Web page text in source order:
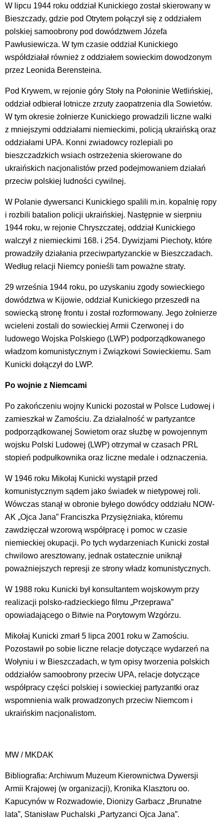
W lipcu 1944 roku oddział Kunickiego został skierowany w
Bieszczady, gdzie pod Otrytem połączył się z oddziałem
polskiej samoobrony pod dowództwem Józefa
Pawłusiewicza. W tym czasie oddział Kunickiego
współdziałał również z oddziałem sowieckim dowodzonym
przez Leonida Berensteina.
Pod Krywem, w rejonie góry Stoły na Połoninie Wetlińskiej,
oddział odbierał lotnicze zrzuty zaopatrzenia dla Sowietów.
W tym okresie żołnierze Kunickiego prowadzili liczne walki
z mniejszymi oddziałami niemieckimi, policją ukraińską oraz
oddziałami UPA. Konni zwiadowcy rozlepiali po
bieszczadzkich wsiach ostrzeżenia skierowane do
ukraińskich nacjonalistów przed podejmowaniem działań
przeciw polskiej ludności cywilnej.
W Polanie dywersanci Kunickiego spalili m.in. kopalnię ropy
i rozbili batalion policji ukraińskiej. Następnie w sierpniu
1944 roku, w rejonie Chryszczatej, oddział Kunickiego
walczył z niemieckimi 168. i 254. Dywizjami Piechoty, które
prowadziły działania przeciwpartyzanckie w Bieszczadach.
Według relacji Niemcy ponieśli tam poważne straty.
29 września 1944 roku, po uzyskaniu zgody sowieckiego
dowództwa w Kijowie, oddział Kunickiego przeszedł na
sowiecką stronę frontu i został rozformowany. Jego żołnierze
wcieleni zostali do sowieckiej Armii Czerwonej i do
ludowego Wojska Polskiego (LWP) podporządkowanego
władzom komunistycznym i Związkowi Sowieckiemu. Sam
Kunicki dołączył do LWP.
Po wojnie z Niemcami
Po zakończeniu wojny Kunicki pozostał w Polsce Ludowej i
zamieszkał w Zamościu. Za działalność w partyzantce
podporządkowanej Sowietom oraz służbę w powojennym
wojsku Polski Ludowej (LWP) otrzymał w czasach PRL
stopień podpułkownika oraz liczne medale i odznaczenia.
W 1946 roku Mikołaj Kunicki wystąpił przed
komunistycznym sądem jako świadek w nietypowej roli.
Wówczas stanął w obronie byłego dowódcy oddziału NOW-
AK „Ojca Jana” Franciszka Przysiężniaka, któremu
zawdzięczał wzorową współpracę i pomoc w czasie
niemieckiej okupacji. Po tych wydarzeniach Kunicki został
chwilowo aresztowany, jednak ostatecznie uniknął
poważniejszych represji ze strony władz komunistycznych.
W 1988 roku Kunicki był konsultantem wojskowym przy
realizacji polsko-radzieckiego filmu „Przeprawa”
opowiadającego o Bitwie na Porytowym Wzgórzu.
Mikołaj Kunicki zmarł 5 lipca 2001 roku w Zamościu.
Pozostawił po sobie liczne relacje dotyczące wydarzeń na
Wołyniu i w Bieszczadach, w tym opisy tworzenia polskich
oddziałów samoobrony przeciw UPA, relacje dotyczące
współpracy części polskiej i sowieckiej partyzantki oraz
wspomnienia walk prowadzonych przeciw Niemcom i
ukraińskim nacjonalistom.
MW / MKDAK
Bibliografia: Archiwum Muzeum Kierownictwa Dywersji
Armii Krajowej (w organizacji), Kronika Klasztoru oo.
Kapucynów w Rozwadowie, Dionizy Garbacz „Brunatne
lata”, Stanisław Puchalski „Partyzanci Ojca Jana”.